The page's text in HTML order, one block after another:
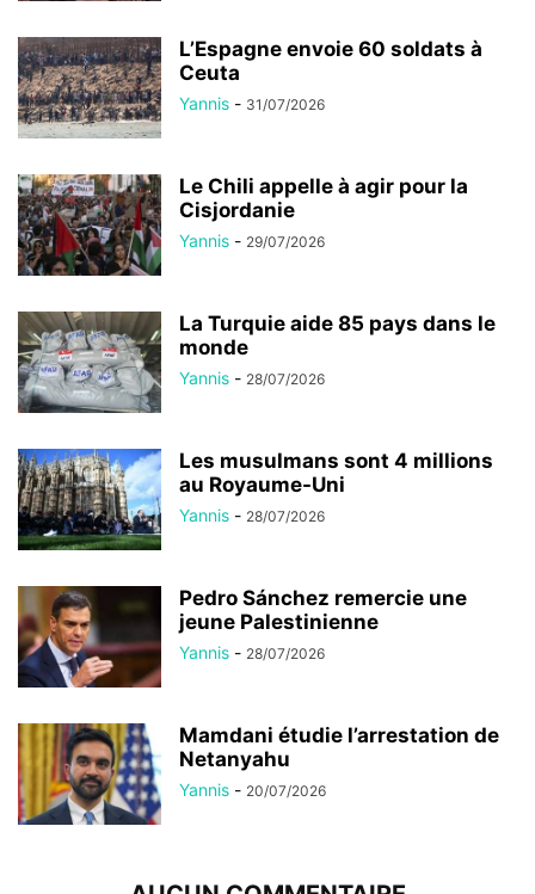
L’Espagne envoie 60 soldats à
Ceuta
Yannis - 31/07/2026
Le Chili appelle à agir pour la
Cisjordanie
Yannis - 29/07/2026
La Turquie aide 85 pays dans le
monde
Yannis - 28/07/2026
Les musulmans sont 4 millions
au Royaume-Uni
Yannis - 28/07/2026
Pedro Sánchez remercie une
jeune Palestinienne
Yannis - 28/07/2026
Mamdani étudie l’arrestation de
Netanyahu
Yannis - 20/07/2026